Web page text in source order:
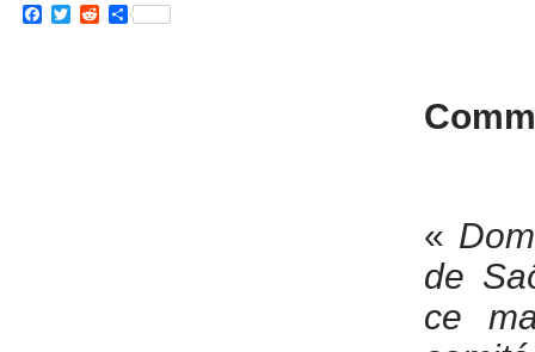
Facebook
TwitterRedditPartager
«
de
ce